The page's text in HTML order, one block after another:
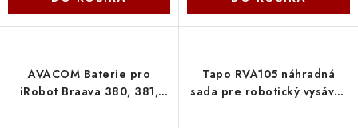
AVACOM Baterie pro
iRobot Braava 380, 381,
Tapo RVA105 náhradná
sada pre robotický vysávač